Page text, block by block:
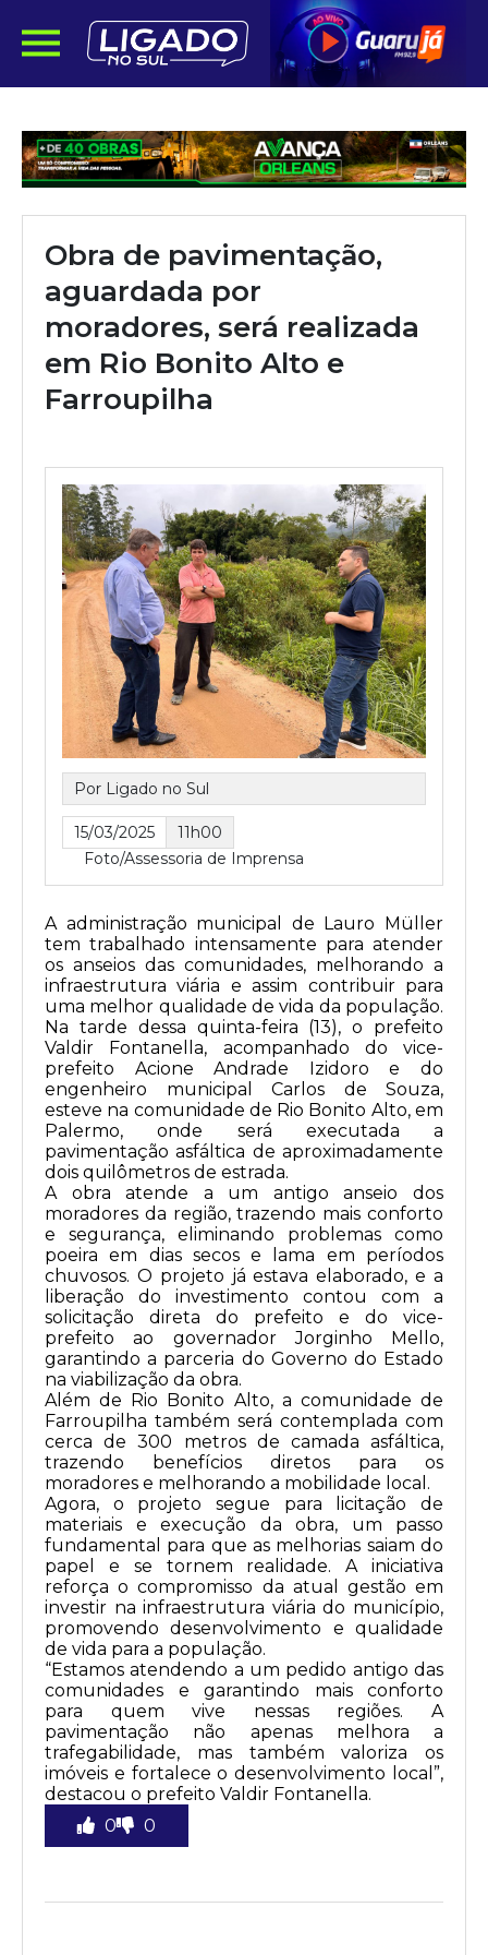
Obra de pavimentação,
aguardada por
moradores, será realizada
em Rio Bonito Alto e
Farroupilha
Por Ligado no Sul
15/03/2025
11h00
Foto/Assessoria de Imprensa
A administração municipal de Lauro Müller
tem trabalhado intensamente para atender
os anseios das comunidades, melhorando a
infraestrutura viária e assim contribuir para
uma melhor qualidade de vida da população.
Na tarde dessa quinta-feira (13), o prefeito
Valdir Fontanella, acompanhado do vice-
prefeito Acione Andrade Izidoro e do
engenheiro municipal Carlos de Souza,
esteve na comunidade de Rio Bonito Alto, em
Palermo, onde será executada a
pavimentação asfáltica de aproximadamente
dois quilômetros de estrada.
A obra atende a um antigo anseio dos
moradores da região, trazendo mais conforto
e segurança, eliminando problemas como
poeira em dias secos e lama em períodos
chuvosos. O projeto já estava elaborado, e a
liberação do investimento contou com a
solicitação direta do prefeito e do vice-
prefeito ao governador Jorginho Mello,
garantindo a parceria do Governo do Estado
na viabilização da obra.
Além de Rio Bonito Alto, a comunidade de
Farroupilha também será contemplada com
cerca de 300 metros de camada asfáltica,
trazendo benefícios diretos para os
moradores e melhorando a mobilidade local.
Agora, o projeto segue para licitação de
materiais e execução da obra, um passo
fundamental para que as melhorias saiam do
papel e se tornem realidade. A iniciativa
reforça o compromisso da atual gestão em
investir na infraestrutura viária do município,
promovendo desenvolvimento e qualidade
de vida para a população.
“Estamos atendendo a um pedido antigo das
comunidades e garantindo mais conforto
para quem vive nessas regiões. A
pavimentação não apenas melhora a
trafegabilidade, mas também valoriza os
imóveis e fortalece o desenvolvimento local”,
destacou o prefeito Valdir Fontanella.
0
0